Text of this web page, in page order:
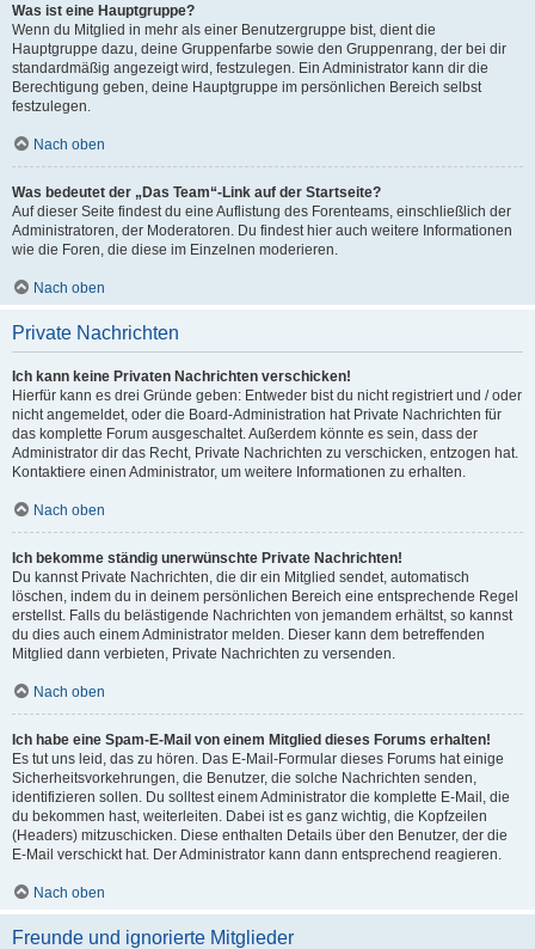
Was ist eine Hauptgruppe?
Wenn du Mitglied in mehr als einer Benutzergruppe bist, dient die
Hauptgruppe dazu, deine Gruppenfarbe sowie den Gruppenrang, der bei dir
standardmäßig angezeigt wird, festzulegen. Ein Administrator kann dir die
Berechtigung geben, deine Hauptgruppe im persönlichen Bereich selbst
festzulegen.
Nach oben
Was bedeutet der „Das Team“-Link auf der Startseite?
Auf dieser Seite findest du eine Auflistung des Forenteams, einschließlich der
Administratoren, der Moderatoren. Du findest hier auch weitere Informationen
wie die Foren, die diese im Einzelnen moderieren.
Nach oben
Private Nachrichten
Ich kann keine Privaten Nachrichten verschicken!
Hierfür kann es drei Gründe geben: Entweder bist du nicht registriert und / oder
nicht angemeldet, oder die Board-Administration hat Private Nachrichten für
das komplette Forum ausgeschaltet. Außerdem könnte es sein, dass der
Administrator dir das Recht, Private Nachrichten zu verschicken, entzogen hat.
Kontaktiere einen Administrator, um weitere Informationen zu erhalten.
Nach oben
Ich bekomme ständig unerwünschte Private Nachrichten!
Du kannst Private Nachrichten, die dir ein Mitglied sendet, automatisch
löschen, indem du in deinem persönlichen Bereich eine entsprechende Regel
erstellst. Falls du belästigende Nachrichten von jemandem erhältst, so kannst
du dies auch einem Administrator melden. Dieser kann dem betreffenden
Mitglied dann verbieten, Private Nachrichten zu versenden.
Nach oben
Ich habe eine Spam-E-Mail von einem Mitglied dieses Forums erhalten!
Es tut uns leid, das zu hören. Das E-Mail-Formular dieses Forums hat einige
Sicherheitsvorkehrungen, die Benutzer, die solche Nachrichten senden,
identifizieren sollen. Du solltest einem Administrator die komplette E-Mail, die
du bekommen hast, weiterleiten. Dabei ist es ganz wichtig, die Kopfzeilen
(Headers) mitzuschicken. Diese enthalten Details über den Benutzer, der die
E-Mail verschickt hat. Der Administrator kann dann entsprechend reagieren.
Nach oben
Freunde und ignorierte Mitglieder